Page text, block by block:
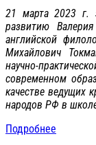
21 марта 2023 г.
развитию
английской
Михайлович
научно-
современном
качестве ведущих
народов РФ в
Подробнее